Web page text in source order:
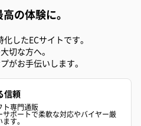
山田錦 特別純米
円）
円）
の体験に。
したECサイトです。
切な方へ。
がお手伝いします。
信頼
ト専門通販
サポートで柔軟な対応やバイヤー厳
す。